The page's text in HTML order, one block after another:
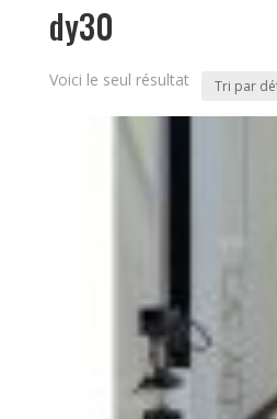
dy30
Voici le seul résultat